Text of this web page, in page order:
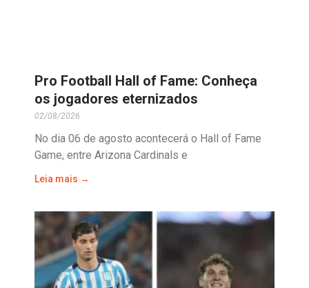
Pro Football Hall of Fame: Conheça
os jogadores eternizados
02/08/2026
No dia 06 de agosto acontecerá o Hall of Fame
Game, entre Arizona Cardinals e
Leia mais →